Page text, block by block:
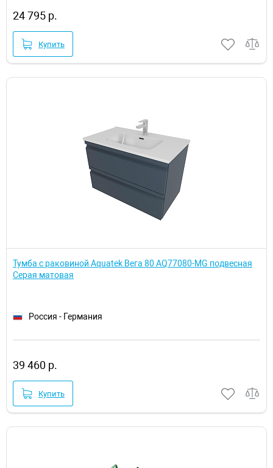
24 795 р.
Купить
Тумба с раковиной Aquatek Вега 80 AQ77080-MG подвесная
Серая матовая
Россия - Германия
39 460 р.
Купить